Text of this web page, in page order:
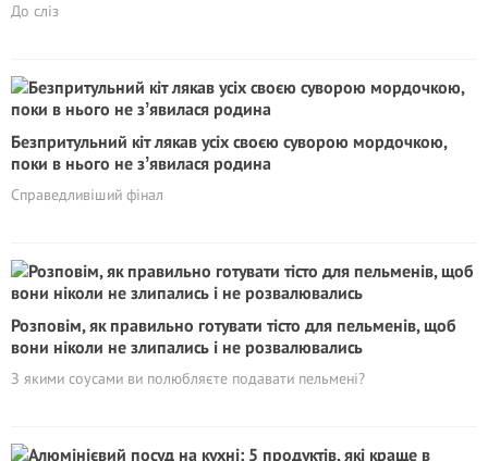
До сліз
Безпритульний кіт лякав усіх своєю суворою мордочкою,
поки в нього не зʼявилася родина
Справедливіший фінал
Poзповім, як правильно готувати тісто для пельменів, щоб
вони ніколи не злипались і не розвалювались
З якими соусами ви полюбляєте подавати пельмені?